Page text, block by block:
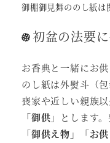
御棚御見舞ののし紙は
初盆の法要
お香典と一緒にお
のし紙は外熨斗（
喪家や近しい親族
「御供」
とします
「御供え物」「お